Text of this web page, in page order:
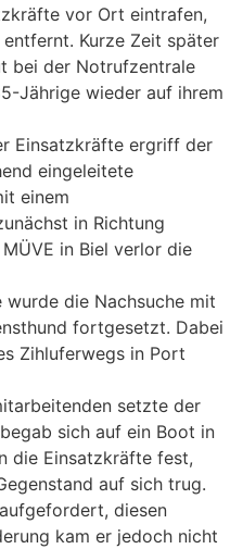
vor Ort eintrafen,
Kurze Zeit später
bei der Notrufzentrale
Jährige wieder auf ihrem
Einsatzkräfte ergriff der
eingeleitete
einem
in Richtung
in Biel verlor die
die Nachsuche mit
fortgesetzt. Dabei
Zihluferwegs in Port
setzte der
sich auf ein Boot in
die Einsatzkräfte fest,
auf sich trug.
diesen
kam er jedoch nicht